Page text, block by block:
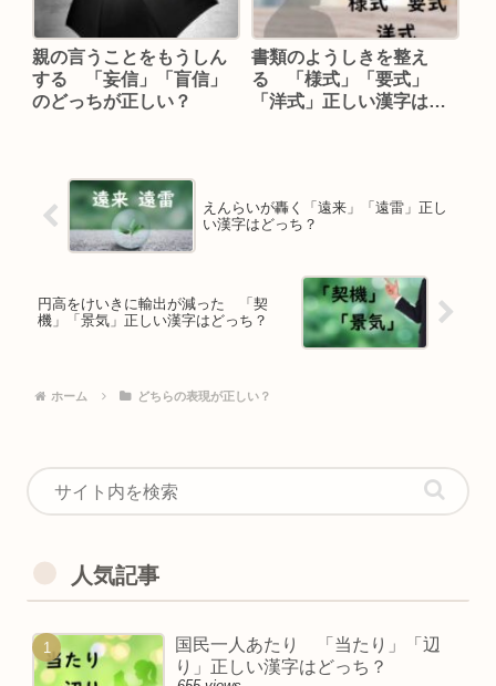
親の言うことをもうしん
する 「妄信」「盲信」
のどっちが正しい？
書類のようしきを整え
る 「様式」「要式」
「洋式」正しい漢字はど
えんらいが轟く「遠来」「遠雷」正し
い漢字はどっち？
円高をけいきに輸出が減った 「契
機」「景気」正しい漢字はどっち？
ホーム どちらの表現が正しい？
人気記事
国民一人あたり 「当たり」「辺
り」正しい漢字はどっち？